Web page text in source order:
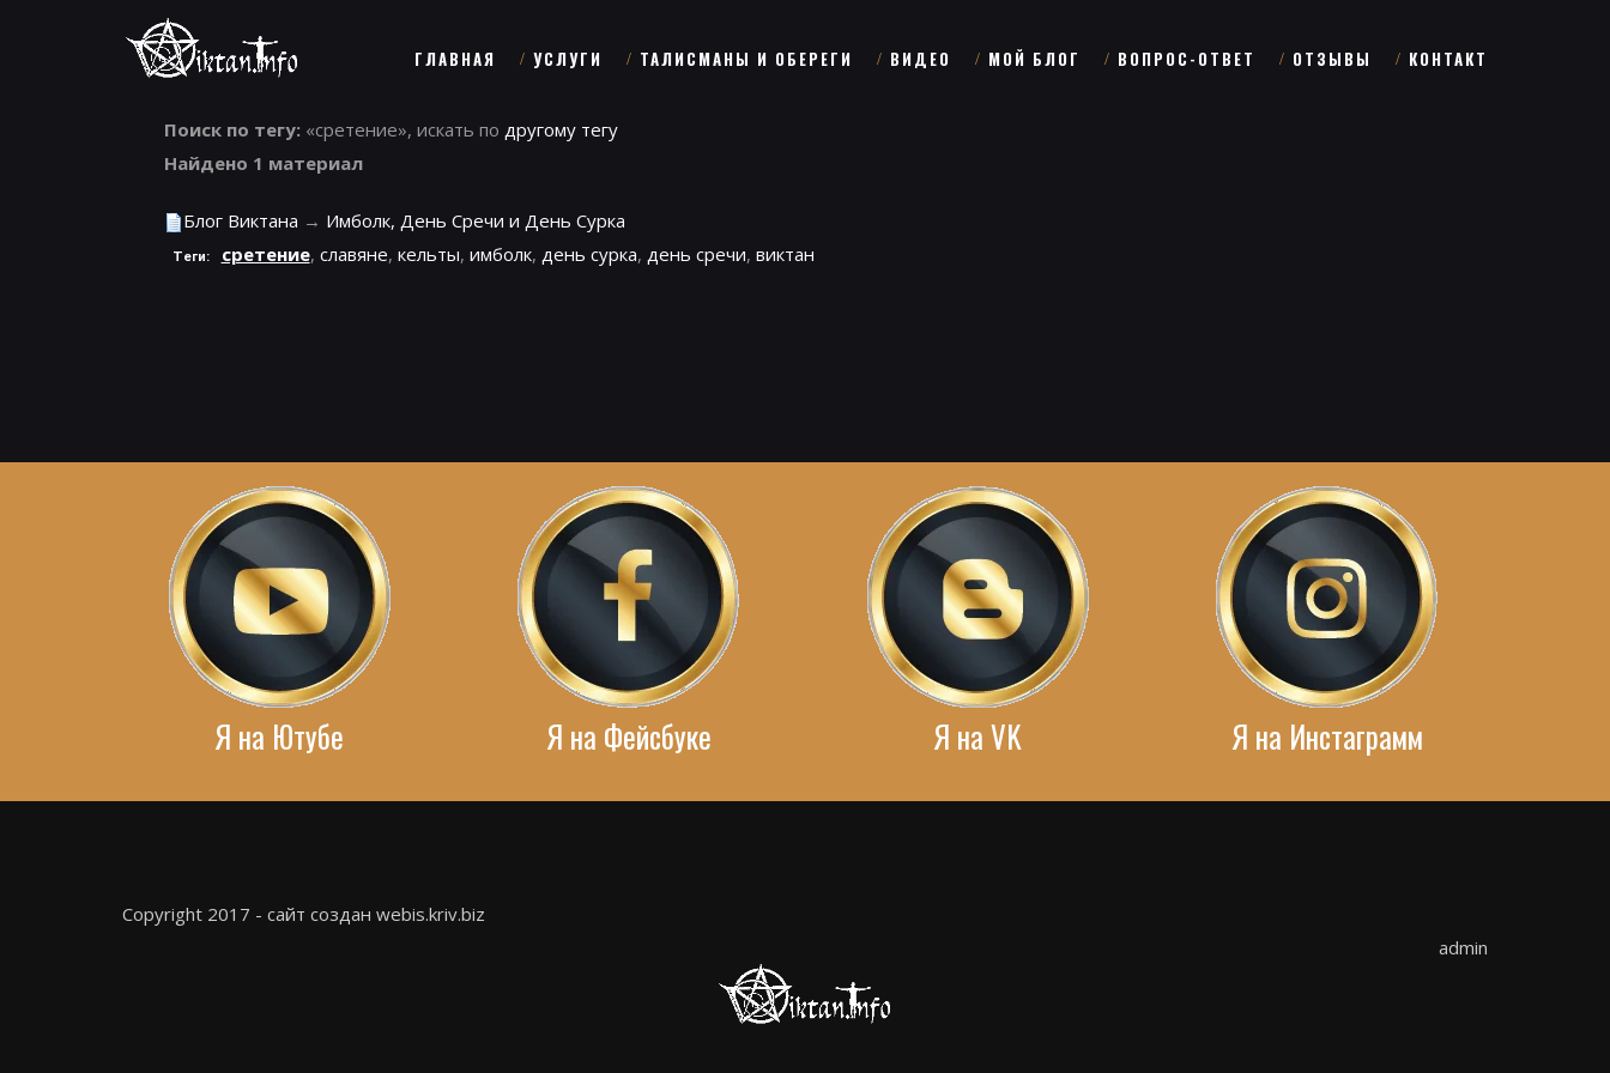
ГЛАВНАЯ УСЛУГИ ТАЛИСМАНЫ И ОБЕРЕГИ ВИДЕО МОЙ БЛОГ ВОПРОС-ОТВЕТ ОТЗЫВЫ КОНТАКТ
Поиск по тегу: «сретение», искать по другому тегу
Найдено 1 материал
Блог Виктана → Имболк, День Сречи и День Сурка
Теги: сретение, славяне, кельты, имболк, день сурка, день сречи, виктан
Я на Ютубе Я на Фейсбуке Я на VK Я на Инстаграмм
Copyright 2017 - сайт создан webis.kriv.biz
admin